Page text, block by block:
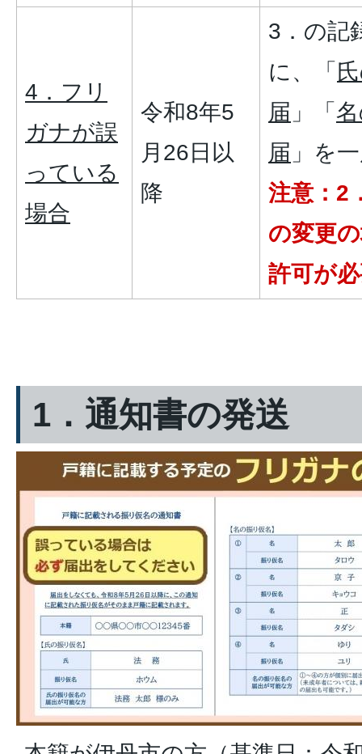
4．フリ
ガナが誤
っている
場合
令和8年5
月26日以
降
3．の記
に、「
届 」「
届 」を
注意：2
の変更
許可が
1．通知書の発送